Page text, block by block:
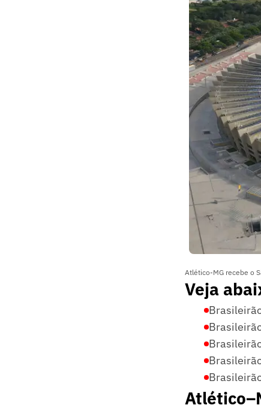
Atlético-MG recebe o
Veja